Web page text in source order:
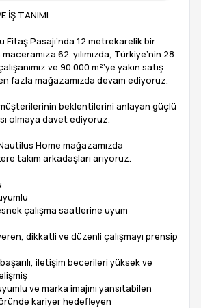
İŞ TANIMI
Fitaş Pasajı’nda 12 metrekarelik bir
62. yılımızda, Türkiye’nin 28
ve 90.000 m²’ye yakın satış
fazla mağazamızda devam ediyoruz.
beklentilerini anlayan güçlü
olmaya davet ediyoruz.
Home mağazamızda
takım arkadaşları arıyoruz.
çalışma saatlerine uyum
dikkatli ve düzenli çalışmayı prensip
iletişim becerileri yüksek ve
ve marka imajını yansıtabilen
kariyer hedefleyen